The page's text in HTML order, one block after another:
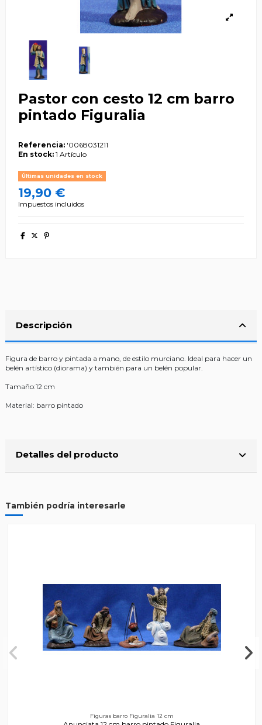
Pastor con cesto 12 cm barro
pintado Figuralia
Referencia: '0068031211
En stock: 1 Artículo
Últimas unidades en stock
19,90 €
Impuestos incluidos
Descripción
Figura de barro y pintada a mano, de estilo murciano. Ideal para hacer un
belén artístico (diorama) y también para un belén popular.
Tamaño:12 cm
Material: barro pintado
Detalles del producto
También podría interesarle
Figuras barro Figuralia 12 cm